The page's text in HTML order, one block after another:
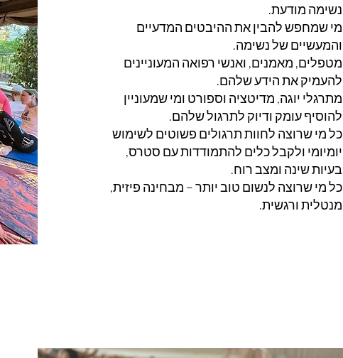
נשימה מודעת.
מי שמחפש להבין את ההיבטים המדעיים
והמעשיים של נשימה.
מטפלים, מאמנים, ואנשי רפואה המעוניינים
להעמיק את הידע שלהם.
מתרגלי יוגה, מדיטציה וספורט ומי שמעוניין
להוסיף עומק ודיוק לתרגול שלהם.
כל מי שרוצה לחוות תרגולים פשוטים לשימוש
יומיומי ולקבל כלים להתמודדות עם סטרס,
בעיות שינה ומצב רוח.
כל מי שרוצה לנשום טוב יותר – מבחינה פיזית,
מנטלית ורגשית.